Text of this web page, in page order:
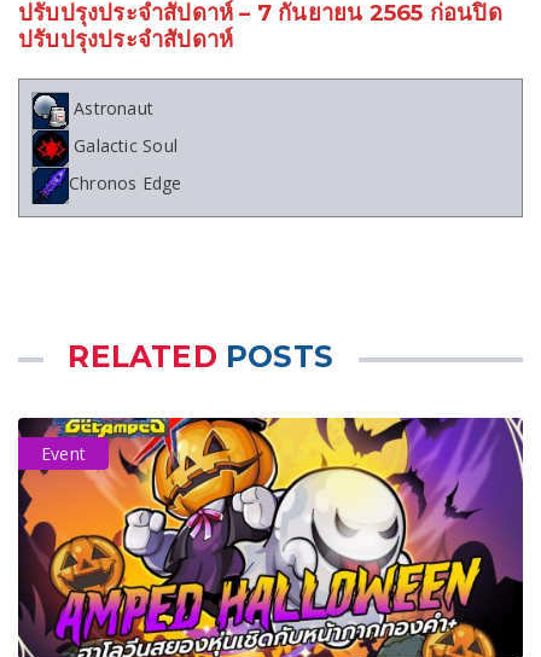
ปรับปรุงประจำสัปดาห์ – 7 กันยายน 2565 ก่อนปิด
ปรับปรุงประจำสัปดาห์
Astronaut
Galactic Soul
Chronos Edge
RELATED POSTS
Event